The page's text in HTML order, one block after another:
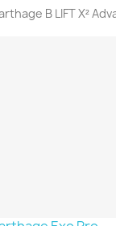
 Vista
B LIFT X²